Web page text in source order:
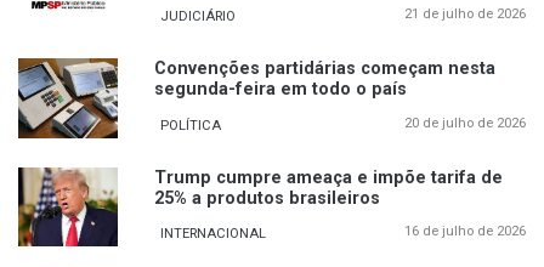
JUDICIÁRIO 21 de julho de 2026
Convenções partidárias começam nesta
segunda-feira em todo o país
POLÍTICA 20 de julho de 2026
Trump cumpre ameaça e impõe tarifa de
25% a produtos brasileiros
INTERNACIONAL 16 de julho de 2026